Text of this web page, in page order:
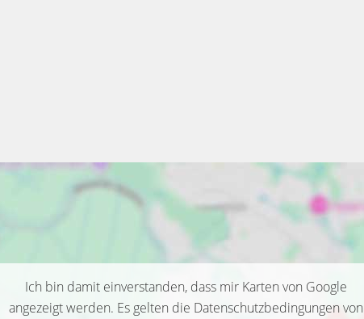
Ich bin damit einverstanden, dass mir Karten von Google
angezeigt werden. Es gelten die Datenschutzbedingungen von